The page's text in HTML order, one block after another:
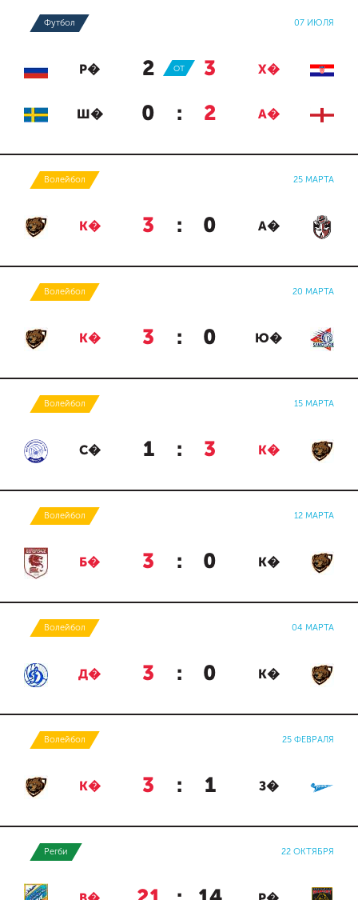
Футбол 07 ИЮЛЯ
Р� 2 : 3 Х�
ОТ
Ш� 0 : 2 А�
Волейбол 25 МАРТА
К� 3 : 0 А�
Волейбол 20 МАРТА
К� 3 : 0 Ю�
Волейбол 15 МАРТА
С� 1 : 3 К�
Волейбол 12 МАРТА
Б� 3 : 0 К�
Волейбол 04 МАРТА
Д� 3 : 0 К�
Волейбол 25 ФЕВРАЛЯ
К� 3 : 1 З�
Регби 22 ОКТЯБРЯ